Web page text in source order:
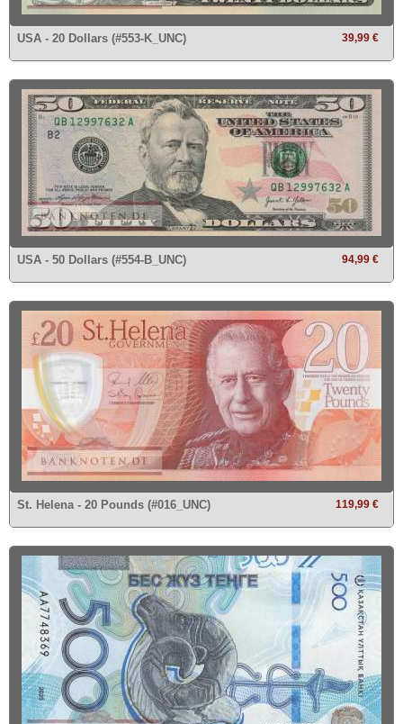
39,99 €
USA - 20 Dollars (#553-K_UNC)
94,99 €
USA - 50 Dollars (#554-B_UNC)
119,99 €
St. Helena - 20 Pounds (#016_UNC)